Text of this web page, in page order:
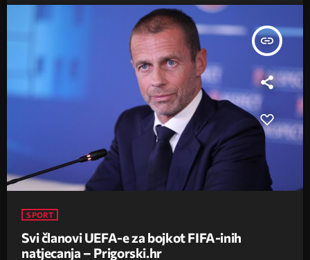
insert_link
SPORT
Svi članovi UEFA-e za bojkot FIFA-inih
natjecanja – Prigorski.hr